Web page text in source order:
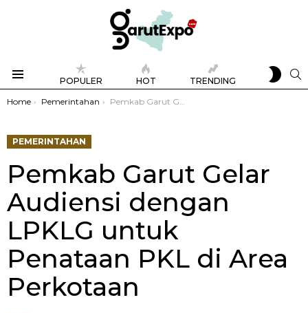
POPULER HOT TRENDING
SKIN
You are here:
Home Pemerintahan Pemkab Garut Gelar Audiensi dengan LPKLG untuk Penataan PKL di Area Perkotaan
PEMERINTAHAN
Pemkab Garut Gelar
Audiensi dengan
LPKLG untuk
Penataan PKL di Area
Perkotaan